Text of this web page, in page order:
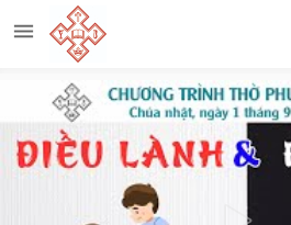
